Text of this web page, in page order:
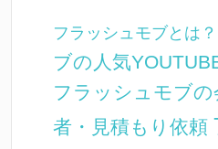
フラッシュモブとは？
ブの人気
フラッシュモブの
者・見積もり依頼